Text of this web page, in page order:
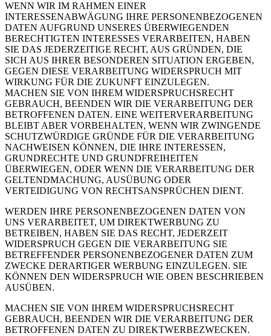
WENN WIR IM RAHMEN EINER
INTERESSENABWÄGUNG IHRE PERSONENBEZOGENEN
DATEN AUFGRUND UNSERES ÜBERWIEGENDEN
BERECHTIGTEN INTERESSES VERARBEITEN, HABEN
SIE DAS JEDERZEITIGE RECHT, AUS GRÜNDEN, DIE
SICH AUS IHRER BESONDEREN SITUATION ERGEBEN,
GEGEN DIESE VERARBEITUNG WIDERSPRUCH MIT
WIRKUNG FÜR DIE ZUKUNFT EINZULEGEN.
MACHEN SIE VON IHREM WIDERSPRUCHSRECHT
GEBRAUCH, BEENDEN WIR DIE VERARBEITUNG DER
BETROFFENEN DATEN. EINE WEITERVERARBEITUNG
BLEIBT ABER VORBEHALTEN, WENN WIR ZWINGENDE
SCHUTZWÜRDIGE GRÜNDE FÜR DIE VERARBEITUNG
NACHWEISEN KÖNNEN, DIE IHRE INTERESSEN,
GRUNDRECHTE UND GRUNDFREIHEITEN
ÜBERWIEGEN, ODER WENN DIE VERARBEITUNG DER
GELTENDMACHUNG, AUSÜBUNG ODER
VERTEIDIGUNG VON RECHTSANSPRÜCHEN DIENT.
WERDEN IHRE PERSONENBEZOGENEN DATEN VON
UNS VERARBEITET, UM DIREKTWERBUNG ZU
BETREIBEN, HABEN SIE DAS RECHT, JEDERZEIT
WIDERSPRUCH GEGEN DIE VERARBEITUNG SIE
BETREFFENDER PERSONENBEZOGENER DATEN ZUM
ZWECKE DERARTIGER WERBUNG EINZULEGEN. SIE
KÖNNEN DEN WIDERSPRUCH WIE OBEN BESCHRIEBEN
AUSÜBEN.
MACHEN SIE VON IHREM WIDERSPRUCHSRECHT
GEBRAUCH, BEENDEN WIR DIE VERARBEITUNG DER
BETROFFENEN DATEN ZU DIREKTWERBEZWECKEN.